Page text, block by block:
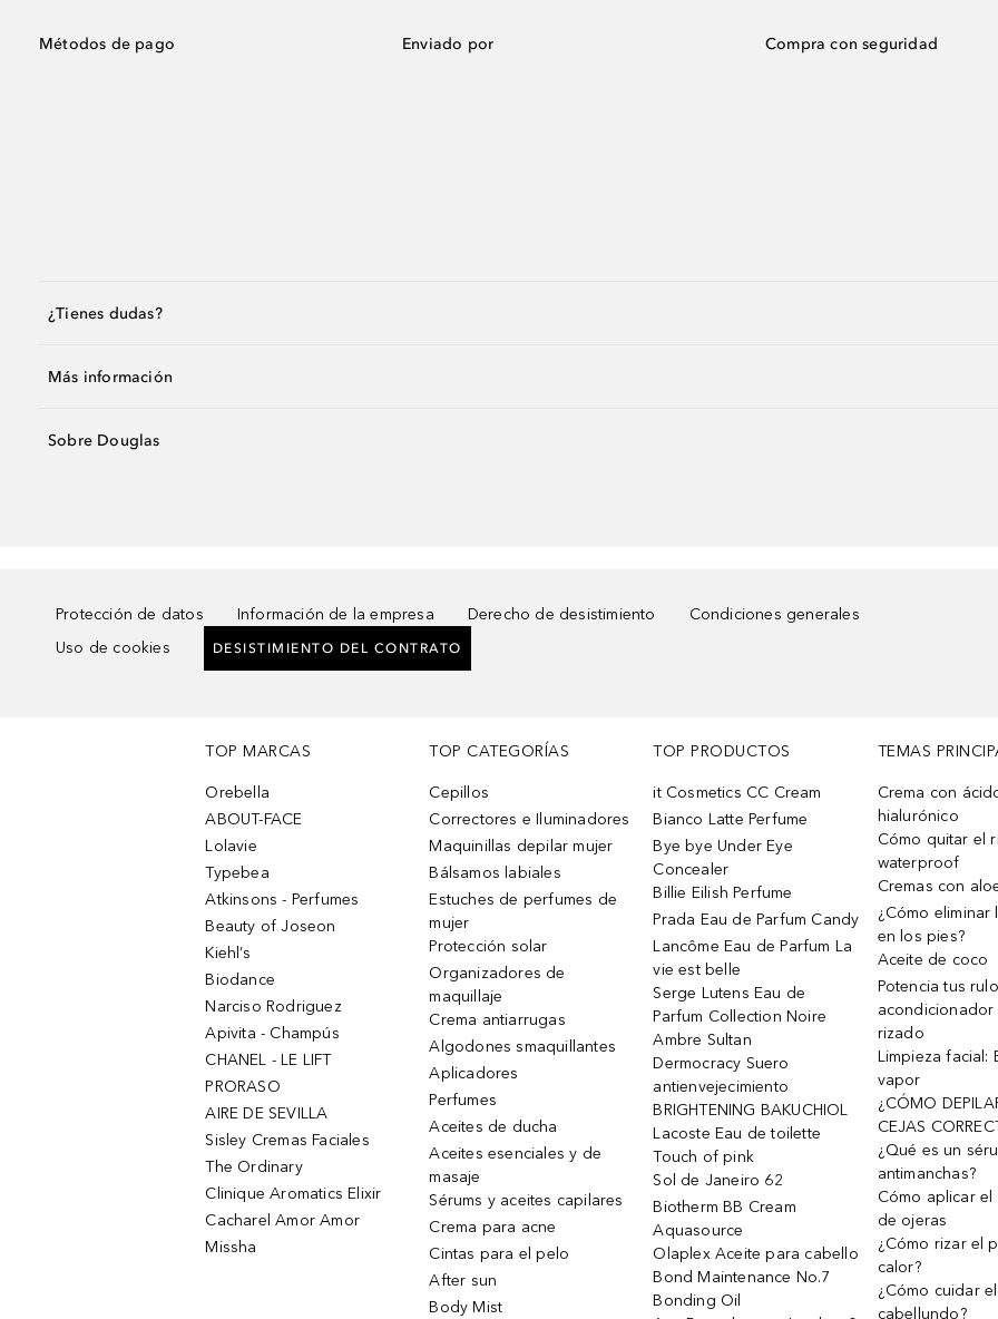
Métodos de pago Enviado por Compra con seguridad
¿Tienes dudas?
Más información
Sobre Douglas
Protección de datos Información de la empresa Derecho de desistimiento
Condiciones generales
Uso de cookies
DESISTIMIENTO DEL CONTRATO
TOP MARCAS
Orebella
ABOUT-FACE
Lolavie
Typebea
Atkinsons - Perfumes
Beauty of Joseon
Kiehl’s
Biodance
Narciso Rodriguez
Apivita - Champús
CHANEL - LE LIFT
PRORASO
AIRE DE SEVILLA
Sisley Cremas Faciales
The Ordinary
Clinique Aromatics Elixir
Cacharel Amor Amor
Missha
TOP CATEGORÍAS
Cepillos
Correctores e Iluminadores
Maquinillas depilar mujer
Bálsamos labiales
Estuches de perfumes de
mujer
Protección solar
Organizadores de
maquillaje
Crema antiarrugas
Algodones smaquillantes
Aplicadores
Perfumes
Aceites de ducha
Aceites esenciales y de
masaje
Sérums y aceites capilares
Crema para acne
Cintas para el pelo
After sun
Body Mist
TOP PRODUCTOS
it Cosmetics CC Cream
Bianco Latte Perfume
Bye bye Under Eye
Concealer
Billie Eilish Perfume
Prada Eau de Parfum Candy
Lancôme Eau de Parfum La
vie est belle
Serge Lutens Eau de
Parfum Collection Noire
Ambre Sultan
Dermocracy Suero
antienvejecimiento
BRIGHTENING BAKUCHIOL
Lacoste Eau de toilette
Touch of pink
Sol de Janeiro 62
Biotherm BB Cream
Aquasource
Olaplex Aceite para cabello
Bond Maintenance No.7
Bonding Oil
TEMAS
Crema con
hialurónico
Cómo quitar el
waterproof
Cremas con
¿Cómo eliminar
en los pies?
Aceite de coco
Potencia tus
rizado
Limpieza facial:
vapor
¿CÓMO
CEJAS
¿Qué es un
antimanchas?
Cómo aplicar
de ojeras
¿Cómo rizar el
calor?
¿Cómo cuidar
cabellundo?